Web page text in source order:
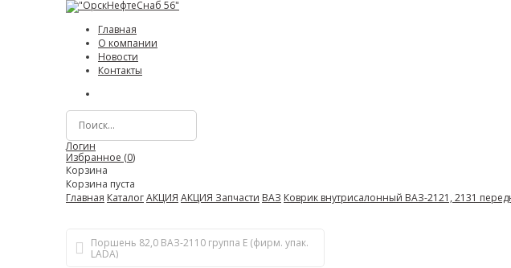
Главная
О компании
Новости
Контакты
Логин
Избранное (0)
Корзина
Корзина пуста
Главная КаталогАКЦИЯ АКЦИЯ Запчасти ВАЗ Коврик внутрисалонный ВАЗ-2121, 2131
Поршень 82,0 ВАЗ-2110 группа Е (фирм. упак.
LADA)